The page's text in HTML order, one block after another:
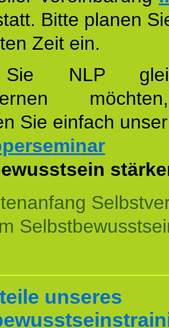
Bitte planen
Zeit ein.
NLP
Sie einfach unser
unseres